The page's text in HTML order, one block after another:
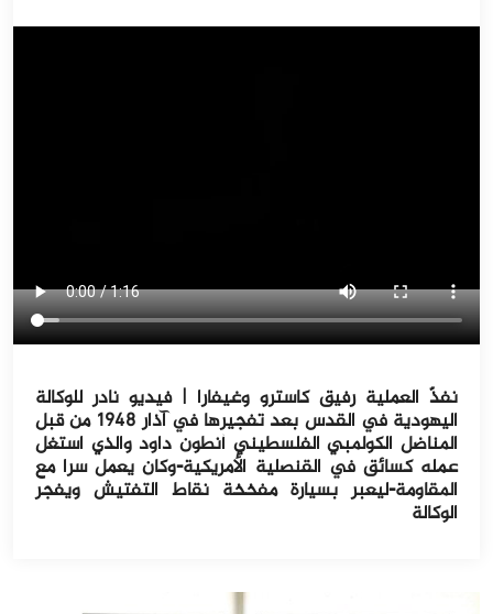
نفذّ العملية رفيق كاسترو وغيفارا | فيديو نادر للوكالة
اليهودية في القدس بعد تفجيرها في آذار ١٩٤٨ من قبل
المناضل الكولمبي الفلسطيني أنطون داود والذي استغل
عمله كسائق في القنصلية الأمريكية-وكان يعمل سرا مع
المقاومة-ليعبر بسيارة مفخخة نقاط التفتيش ويفجر
الوكالة